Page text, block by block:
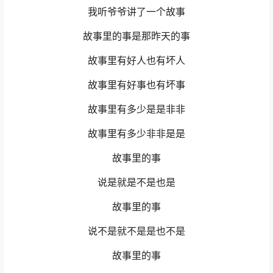
我听爷爷讲了一个故事
故事里的事是那昨天的事
故事里有好人也有坏人
故事里有好事也有坏事
故事里有多少是是非非
故事里有多少非非是是
故事里的事
说是就是不是也是
故事里的事
说不是就不是是也不是
故事里的事